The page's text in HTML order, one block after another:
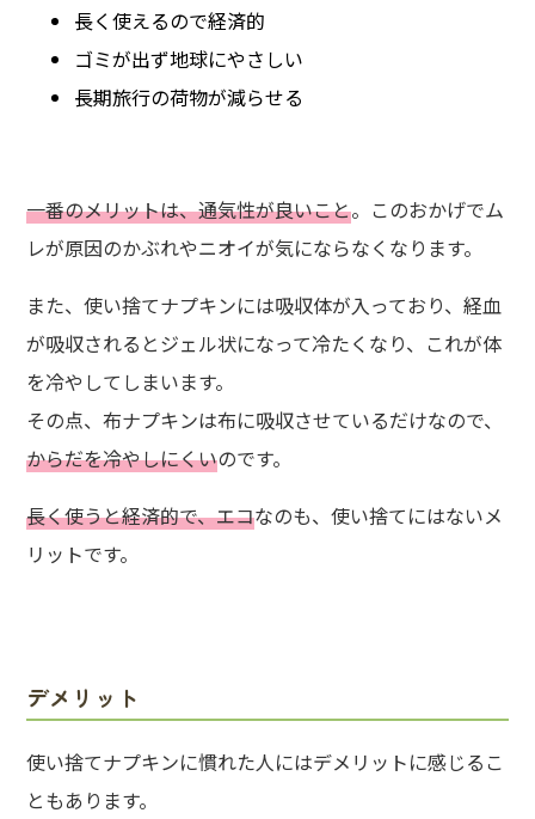
長く使えるので経済的
ゴミが出ず地球にやさしい
長期旅行の荷物が減らせる
一番のメリットは、通気性が良いこと。このおかげでム
レが原因のかぶれやニオイが気にならなくなります。
また、使い捨てナプキンには吸収体が入っており、経血
が吸収されるとジェル状になって冷たくなり、これが体
を冷やしてしまいます。
その点、布ナプキンは布に吸収させているだけなので、
からだを冷やしにくいのです。
長く使うと経済的で、エコなのも、使い捨てにはないメ
リットです。
デメリット
使い捨てナプキンに慣れた人にはデメリットに感じるこ
ともあります。